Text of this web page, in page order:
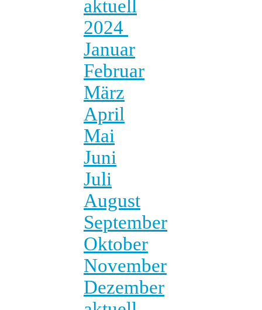
aktuell
2024
Januar
Februar
März
April
Mai
Juni
Juli
August
September
Oktober
November
Dezember